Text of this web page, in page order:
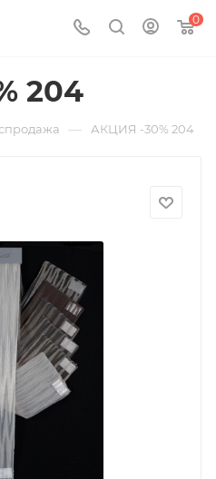
0
204
— АКЦИЯ -30% 204